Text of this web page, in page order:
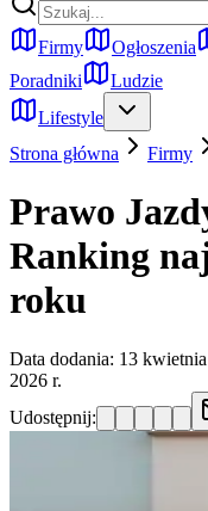
Firmy Ogłoszenia
Poradniki
Ludzie
Lifestyle
Strona główna
Firmy
Prawo
Ranking
roku
Data dodania: 13
2026 r.
Udostępnij: